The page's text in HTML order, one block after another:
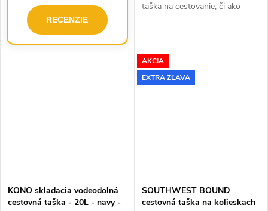
RECENZIE
taška na cestovanie, či ako
cestovanie...
KONO skladacia vodeodolná
cestovná taška - 20L - navy -
AKCIA
EXTRA ZĽAVA
SOUTHWEST BOUND
cestovná taška na kolieskach